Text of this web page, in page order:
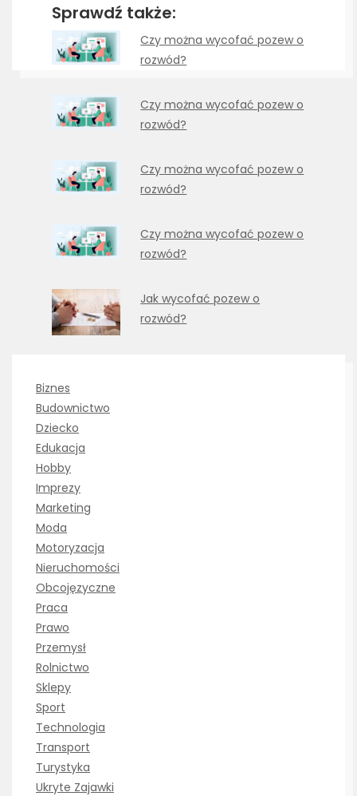
Sprawdź także:
Czy można wycofać pozew o
rozwód?
Czy można wycofać pozew o
rozwód?
Czy można wycofać pozew o
rozwód?
Czy można wycofać pozew o
rozwód?
Jak wycofać pozew o
rozwód?
Biznes
Budownictwo
Dziecko
Edukacja
Hobby
Imprezy
Marketing
Moda
Motoryzacja
Nieruchomości
Obcojęzyczne
Praca
Prawo
Przemysł
Rolnictwo
Sklepy
Sport
Technologia
Transport
Turystyka
Ukryte Zajawki